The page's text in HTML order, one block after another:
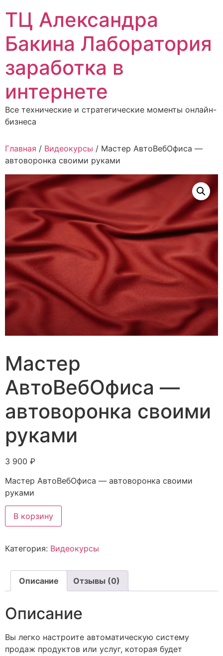
содержимому
ТЦ Александра
Бакина Лаборатория
заработка в
интернете
Все технические и стратегические моменты онлайн-
бизнеса
Главная / Видеокурсы / Мастер АвтоВебОфиса —
автоворонка своими руками
Мастер
АвтоВебОфиса —
автоворонка своими
руками
3 900 ₽
Мастер АвтоВебОфиса — автоворонка своими
руками
Количество
товара
Мастер
автоворонка
своими
В корзину
Категория: Видеокурсы
Описание Отзывы (0)
Описание
Вы легко настроите автоматическую систему
продаж продуктов или услуг, которая будет